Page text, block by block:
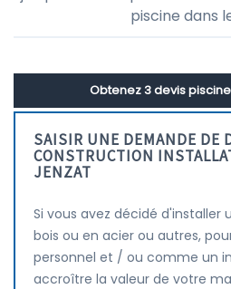
piscine dans
Obtenez 3 devis
SAISIR UNE DEMANDE DE
CONSTRUCTION
JENZAT
Si vous avez décidé d'installer
bois ou en acier ou autres,
personnel et / ou comme un
accroître la valeur de votre